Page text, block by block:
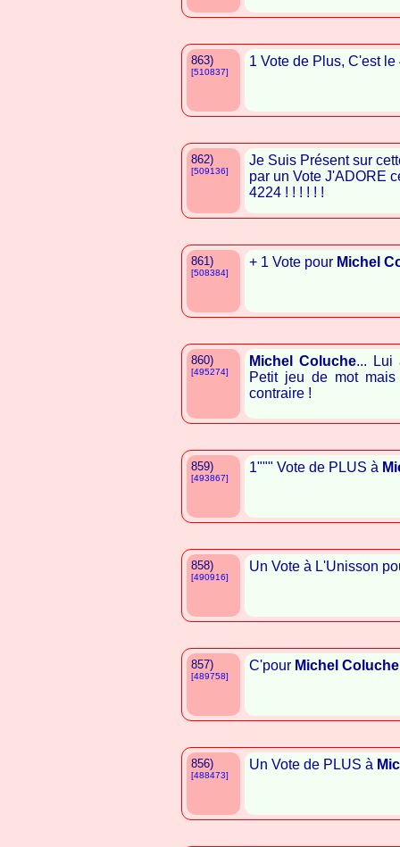
863)
[510837]
1 Vote de Plus, C'est
862)
[509136]
Je Suis Présent sur
par un Vote J'ADORE
4224 ! ! ! ! ! !
861)
[508384]
+ 1 Vote pour Michel
860)
[495274]
Michel Coluche... Lui
Petit jeu de mot
contraire !
859)
[493867]
1""" Vote de PLUS à
858)
[490916]
Un Vote à L'Unisson
857)
[489758]
C'pour Michel Coluche
856)
[488473]
Un Vote de PLUS à